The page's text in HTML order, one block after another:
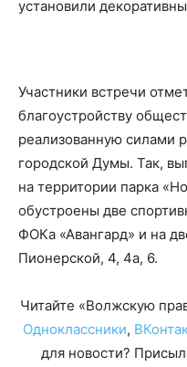
установили
Участники встречи
благоустройству
реализованную силами
городской Думы. Так,
на территории парка
обустроены две
ФОКа «Авангард» и на
Пионерской, 4, 4а, 6.
Читайте «Волжскую
Одноклассники,
для новости?